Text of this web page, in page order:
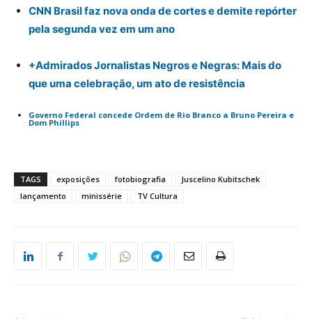
CNN Brasil faz nova onda de cortes e demite repórter
pela segunda vez em um ano
+Admirados Jornalistas Negros e Negras: Mais do
que uma celebração, um ato de resistência
Governo Federal concede Ordem de Rio Branco a Bruno Pereira e
Dom Phillips
TAGS exposições fotobiografia
Juscelino Kubitschek
lançamento
minissérie TV Cultura